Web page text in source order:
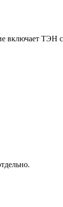
включает ТЭН